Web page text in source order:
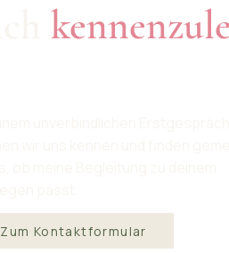
Zum Kontaktformular